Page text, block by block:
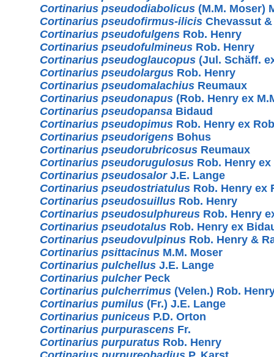
Cortinarius pseudodiabolicus (M.M. Moser)
Cortinarius pseudofirmus-ilicis Chevassut
Cortinarius pseudofulgens Rob. Henry
Cortinarius pseudofulmineus Rob. Henry
Cortinarius pseudoglaucopus (Jul. Schäff.
Cortinarius pseudolargus Rob. Henry
Cortinarius pseudomalachius Reumaux
Cortinarius pseudonapus (Rob. Henry ex
Cortinarius pseudopansa Bidaud
Cortinarius pseudopimus Rob. Henry ex
Cortinarius pseudorigens Bohus
Cortinarius pseudorubricosus Reumaux
Cortinarius pseudorugulosus Rob. Henry
Cortinarius pseudosalorJ.E. Lange
Cortinarius pseudostriatulus Rob. Henry ex
Cortinarius pseudosuillus Rob. Henry
Cortinarius pseudosulphureus Rob. Henry
Cortinarius pseudotalus Rob. Henry ex
Cortinarius pseudovulpinus Rob. Henry &
Cortinarius psittacinus M.M. Moser
Cortinarius pulchellus J.E. Lange
Cortinarius pulcherPeck
Cortinarius pulcherrimus (Velen.) Rob.
Cortinarius pumilus (Fr.) J.E. Lange
Cortinarius puniceus P.D. Orton
Cortinarius purpurascens Fr.
Cortinarius purpuratus Rob. Henry